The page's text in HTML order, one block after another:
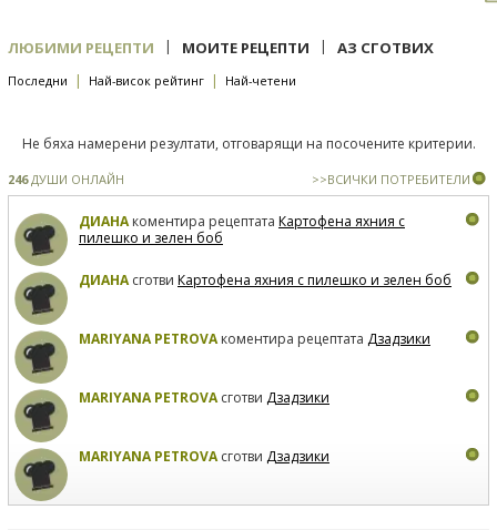
ЛЮБИМИ РЕЦЕПТИ | МОИТЕ РЕЦЕПТИ | АЗ СГОТВИХ
Последни | Най-висок рейтинг | Най-четени
Не бяха намерени резултати, отговарящи на посочените критерии.
246ДУШИ ОНЛАЙН >>ВСИЧКИ ПОТРЕБИТЕЛИ
ДИАНАкоментира рецептата Картофена яхния с
пилешко и зелен боб
ДИАНАсготви Картофена яхния с пилешко и зелен боб
MARIYANA PETROVAкоментира рецептата Дзадзики
MARIYANA PETROVAсготви Дзадзики
MARIYANA PETROVAсготви Дзадзики